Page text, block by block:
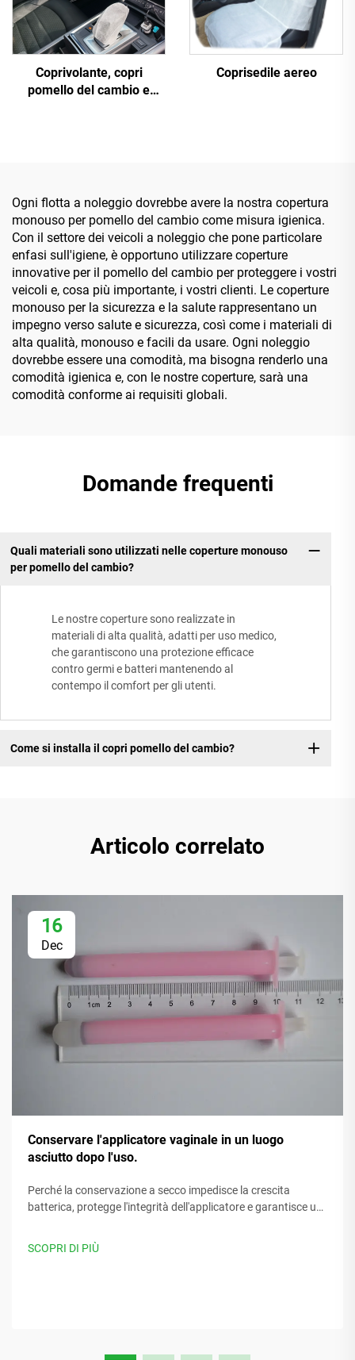
Coprivolante, copri
pomello del cambio e
Coprisedile aereo
Ogni flotta a noleggio dovrebbe avere la nostra copertura
monouso per pomello del cambio come misura igienica.
Con il settore dei veicoli a noleggio che pone particolare
enfasi sull'igiene, è opportuno utilizzare coperture
innovative per il pomello del cambio per proteggere i vostri
veicoli e, cosa più importante, i vostri clienti. Le coperture
monouso per la sicurezza e la salute rappresentano un
impegno verso salute e sicurezza, così come i materiali di
alta qualità, monouso e facili da usare. Ogni noleggio
dovrebbe essere una comodità, ma bisogna renderlo una
comodità igienica e, con le nostre coperture, sarà una
comodità conforme ai requisiti globali.
Domande frequenti
Quali materiali sono utilizzati nelle coperture monouso
per pomello del cambio?
Le nostre coperture sono realizzate in
materiali di alta qualità, adatti per uso medico,
che garantiscono una protezione efficace
contro germi e batteri mantenendo al
contempo il comfort per gli utenti.
Come si installa il copri pomello del cambio?
Articolo correlato
16
Dec
Conservare l'applicatore vaginale in un luogo
asciutto dopo l'uso.
Perché la conservazione a secco impedisce la crescita
batterica, protegge l'integrità dell'applicatore e garantisce un
cura consigliate dagli esperti.
SCOPRI DI PIÙ